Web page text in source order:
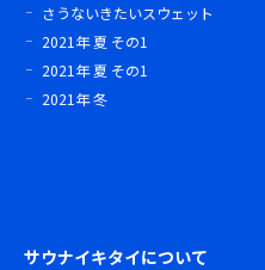
さうないきたいスウェット
2021年 夏 その1
2021年 夏 その1
2021年 冬
サウナイキタイについて